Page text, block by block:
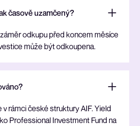
časově uzamčený?
odkupu před koncem měsíce
může být odkoupena.
v rámci české struktury AIF. Yield
Professional Investment Fund na